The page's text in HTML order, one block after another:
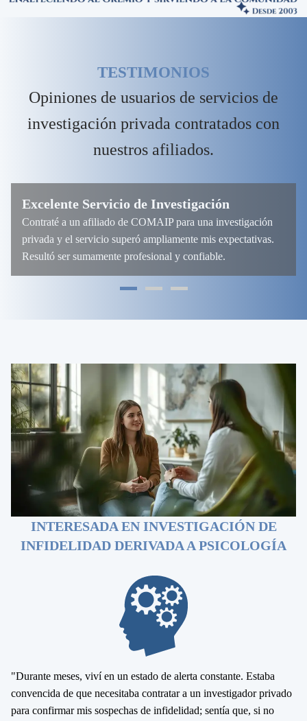
TESTIMONIOS
Opiniones de usuarios de servicios de
investigación privada contratados con
nuestros afiliados.
Excelente Servicio de Investigación
Contraté a un afiliado de COMAIP para una investigación
privada y el servicio superó ampliamente mis expectativas.
Resultó ser sumamente profesional y confiable.
INTERESADA EN INVESTIGACIÓN DE
INFIDELIDAD DERIVADA A PSICOLOGÍA
"Durante meses, viví en un estado de alerta constante. Estaba
convencida de que necesitaba contratar a un investigador privado
para confirmar mis sospechas de infidelidad; sentía que, si no